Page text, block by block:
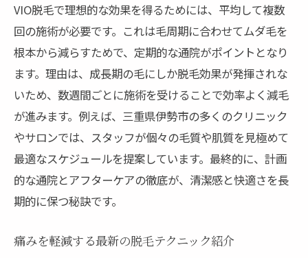
VIO脱毛で理想的な効果を得るためには、平均して複数
回の施術が必要です。これは毛周期に合わせてムダ毛を
根本から減らすためで、定期的な通院がポイントとなり
ます。理由は、成長期の毛にしか脱毛効果が発揮されな
いため、数週間ごとに施術を受けることで効率よく減毛
が進みます。例えば、三重県伊勢市の多くのクリニック
やサロンでは、スタッフが個々の毛質や肌質を見極めて
最適なスケジュールを提案しています。最終的に、計画
的な通院とアフターケアの徹底が、清潔感と快適さを長
期的に保つ秘訣です。
痛みを軽減する最新の脱毛テクニック紹介